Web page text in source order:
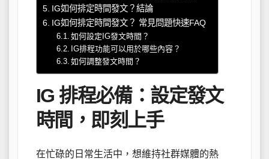
IG如何排定時間發文？結論
IG如何排定時間發文？ 常見問題快速FAQ
如何設定IG發文時間？
IG排程功能可以用於哪些內容？
如何調整發文時間？
IG 排程必備：設定發文
時間，即刻上手
在忙碌的日常生活中，想維持社群媒體的熱